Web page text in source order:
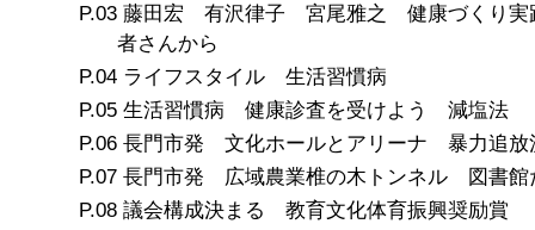
藤田宏 有沢律子 宮尾雅之 健康づくり
者さんから
ライフスタイル 生活習慣病
生活習慣病 健康診査を受けよう 減塩法
長門市発 文化ホールとアリーナ 暴力追放
長門市発 広域農業椎の木トンネル 図書館
議会構成決まる 教育文化体育振興奨励賞